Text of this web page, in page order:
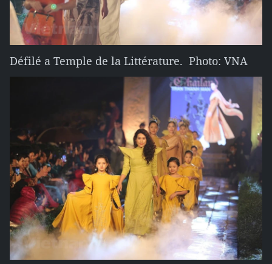
Défilé a Temple de la Littérature. Photo: VNA